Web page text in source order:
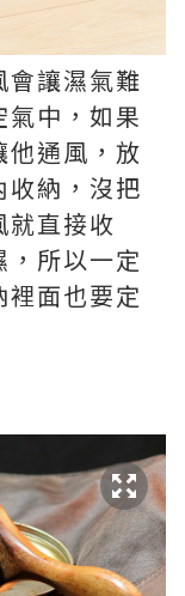
會讓濕氣難
中，如果
他通風，放
收納，沒把
就直接收
所以一定
面也要定